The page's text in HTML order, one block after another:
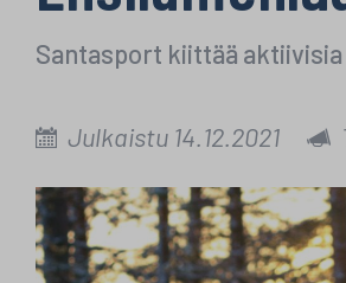
Santasport kiittää
Julkaistu 14.12.2021